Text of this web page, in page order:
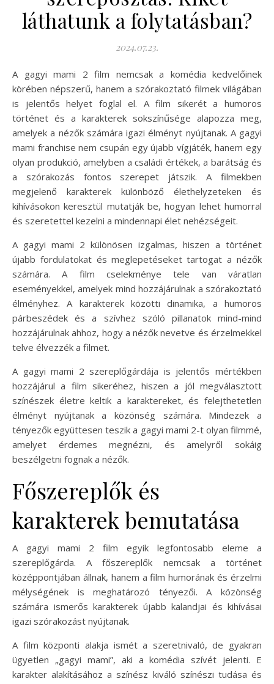
láthatunk a folytatásban?
2024.07.23.
A gagyi mami 2 film nemcsak a komédia kedvelőinek
körében népszerű, hanem a szórakoztató filmek világában
is jelentős helyet foglal el. A film sikerét a humoros
történet és a karakterek sokszínűsége alapozza meg,
amelyek a nézők számára igazi élményt nyújtanak. A gagyi
mami franchise nem csupán egy újabb vígjáték, hanem egy
olyan produkció, amelyben a családi értékek, a barátság és
a szórakozás fontos szerepet játszik. A filmekben
megjelenő karakterek különböző élethelyzeteken és
kihívásokon keresztül mutatják be, hogyan lehet humorral
és szeretettel kezelni a mindennapi élet nehézségeit.
A gagyi mami 2 különösen izgalmas, hiszen a történet
újabb fordulatokat és meglepetéseket tartogat a nézők
számára. A film cselekménye tele van váratlan
eseményekkel, amelyek mind hozzájárulnak a szórakoztató
élményhez. A karakterek közötti dinamika, a humoros
párbeszédek és a szívhez szóló pillanatok mind-mind
hozzájárulnak ahhoz, hogy a nézők nevetve és érzelmekkel
telve élvezzék a filmet.
A gagyi mami 2 szereplőgárdája is jelentős mértékben
hozzájárul a film sikeréhez, hiszen a jól megválasztott
színészek életre keltik a karaktereket, és felejthetetlen
élményt nyújtanak a közönség számára. Mindezek a
tényezők együttesen teszik a gagyi mami 2-t olyan filmmé,
amelyet érdemes megnézni, és amelyről sokáig
beszélgetni fognak a nézők.
Főszereplők és
karakterek bemutatása
A gagyi mami 2 film egyik legfontosabb eleme a
szereplőgárda. A főszereplők nemcsak a történet
középpontjában állnak, hanem a film humorának és érzelmi
mélységének is meghatározó tényezői. A közönség
számára ismerős karakterek újabb kalandjai és kihívásai
igazi szórakozást nyújtanak.
A film központi alakja ismét a szeretnivaló, de gyakran
ügyetlen „gagyi mami”, aki a komédia szívét jelenti. E
karakter alakításához a színész kiváló színészi tudása és